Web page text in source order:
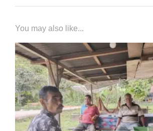
You may also like...